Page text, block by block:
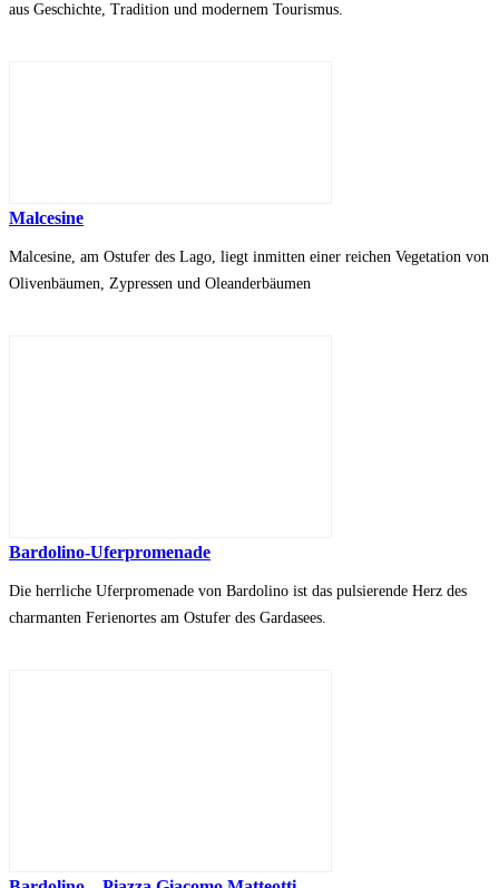
aus Geschichte, Tradition und modernem Tourismus.
Malcesine
Malcesine, am Ostufer des Lago, liegt inmitten einer reichen Vegetation von
Olivenbäumen, Zypressen und Oleanderbäumen
Bardolino-Uferpromenade
Die herrliche Uferpromenade von Bardolino ist das pulsierende Herz des
charmanten Ferienortes am Ostufer des Gardasees.